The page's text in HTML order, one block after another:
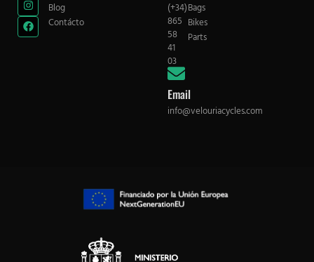
Blog
Contácto
(+34)
865
58
41
03
Email
info@velouriacycles.com
Bags
Bikes
Parts